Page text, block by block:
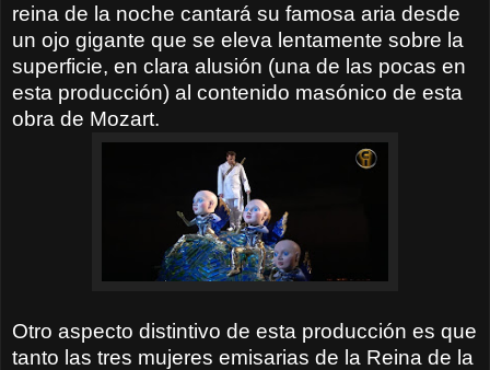
reina de la noche cantará su famosa aria desde
un ojo gigante que se eleva lentamente sobre la
superficie, en clara alusión (una de las pocas en
esta producción) al contenido masónico de esta
obra de Mozart.
Otro aspecto distintivo de esta producción es que
tanto las tres mujeres emisarias de la Reina de la